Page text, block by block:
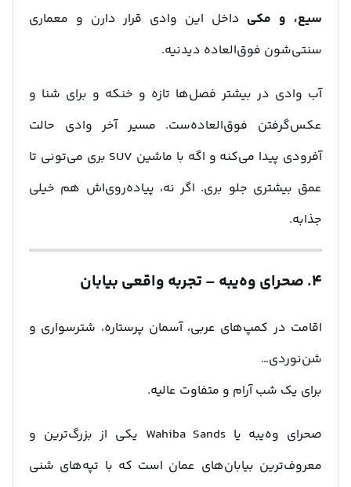
سیع، و مکی داخل این وادی قرار دارن و معماری
سنتی‌شون فوق‌العاده دیدنیه.
آب وادی در بیشتر فصل‌ها تازه و خنکه و برای شنا و
عکس‌گرفتن فوق‌العاده‌ست. مسیر آخر وادی حالت
آفرودی پیدا می‌کنه و اگه با ماشین SUV بری می‌تونی تا
عمق بیشتری جلو بری. اگر نه، پیاده‌روی‌اش هم خیلی
جذابه.
۴. صحرای وه‌یبه – تجربه واقعی بیابان
اقامت در کمپ‌های عربی، آسمان پرستاره، شترسواری و
شن‌نوردی…
برای یک شب آرام و متفاوت عالیه.
صحرای وه‌یبه یا Wahiba Sands یکی از بزرگ‌ترین و
معروف‌ترین بیابان‌های عمان است که با تپه‌های شنی